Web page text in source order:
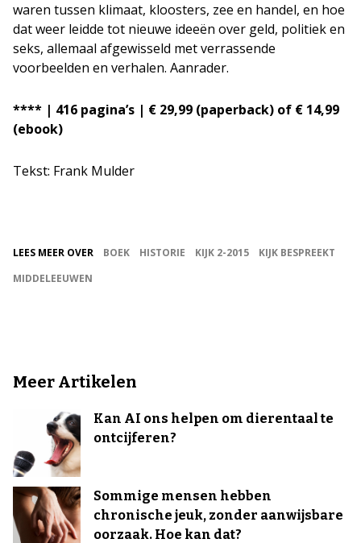
waren tussen klimaat, kloosters, zee en handel, en hoe
dat weer leidde tot nieuwe ideeën over geld, politiek en
seks, allemaal afgewisseld met verrassende
voorbeelden en verhalen. Aanrader.
**** | 416 pagina’s | € 29,99 (paperback) of € 14,99
(ebook)
Tekst: Frank Mulder
LEES MEER OVER BOEK HISTORIE KIJK 2-2015
KIJK BESPREEKT
MIDDELEEUWEN
Meer Artikelen
Kan AI ons helpen om dierentaal te
ontcijferen?
Sommige mensen hebben
chronische jeuk, zonder aanwijsbare
oorzaak. Hoe kan dat?